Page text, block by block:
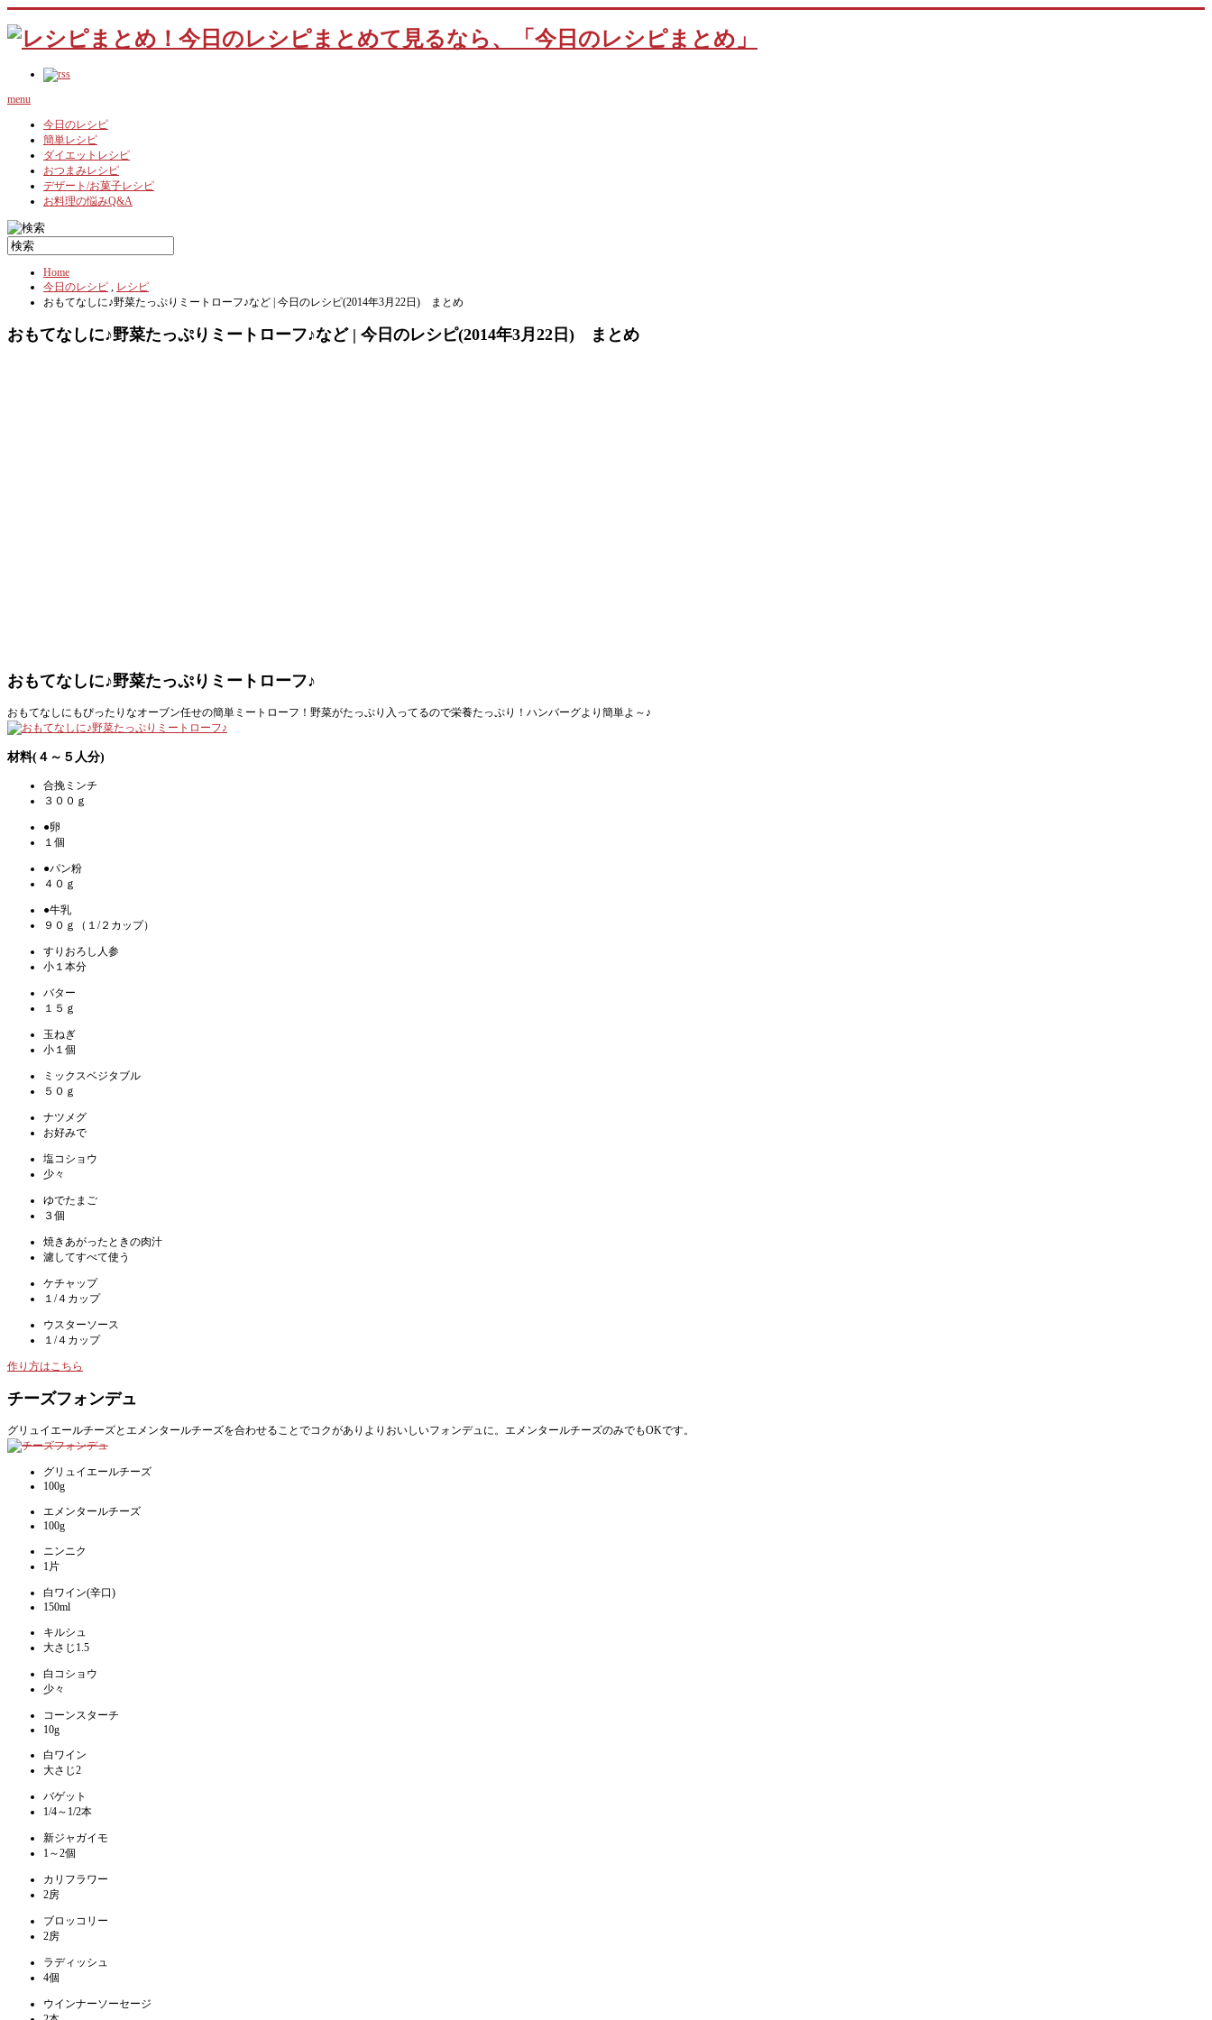
menu
今日のレシピ
簡単レシピ
ダイエットレシピ
おつまみレシピ
デザート/お菓子レシピ
お料理の悩みQ&A
Home
今日のレシピ , レシピ
おもてなしに♪野菜たっぷりミートローフ♪など | 今日のレシピ(2014年3月22日) まとめ
おもてなしに♪野菜たっぷりミートローフ♪など | 今日のレシピ(2014年3月22日) まとめ
おもてなしに♪野菜たっぷりミートローフ♪
おもてなしにもぴったりなオーブン任せの簡単ミートローフ！野菜がたっぷり入ってるので栄養たっぷり！ハンバーグより簡単よ～♪
材料(４～５人分)
合挽ミンチ
３００ｇ
●卵
１個
●パン粉
４０ｇ
●牛乳
９０ｇ（１/２カップ）
すりおろし人参
小１本分
バター
１５ｇ
玉ねぎ
小１個
ミックスベジタブル
５０ｇ
ナツメグ
お好みで
塩コショウ
少々
ゆでたまご
３個
焼きあがったときの肉汁
濾してすべて使う
ケチャップ
１/４カップ
ウスターソース
１/４カップ
作り方はこちら
チーズフォンデュ
グリュイエールチーズとエメンタールチーズを合わせることでコクがありよりおいしいフォンデュに。エメンタールチーズのみでもOKです。
グリュイエールチーズ
100g
エメンタールチーズ
100g
ニンニク
1片
白ワイン(辛口)
150ml
キルシュ
大さじ1.5
白コショウ
少々
コーンスターチ
10g
白ワイン
大さじ2
バゲット
1/4～1/2本
新ジャガイモ
1～2個
カリフラワー
2房
ブロッコリー
2房
ラディッシュ
4個
ウインナーソーセージ